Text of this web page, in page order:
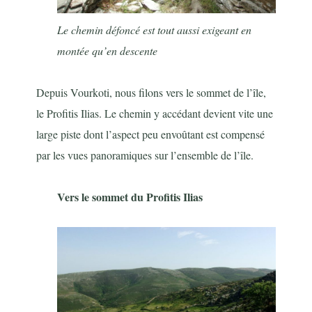
Le chemin défoncé est tout aussi exigeant en
montée qu’en descente
Depuis Vourkoti, nous filons vers le sommet de l’île,
le Profitis Ilias. Le chemin y accédant devient vite une
large piste dont l’aspect peu envoûtant est compensé
par les vues panoramiques sur l’ensemble de l’île.
Vers le sommet du Profitis Ilias